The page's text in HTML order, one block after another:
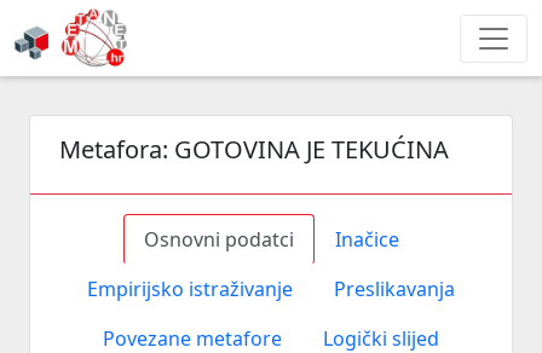
Metafora: GOTOVINA JE TEKUĆINA
Osnovni podatci
Inačice
Empirijsko istraživanje
Preslikavanja
Povezane metafore
Logički slijed